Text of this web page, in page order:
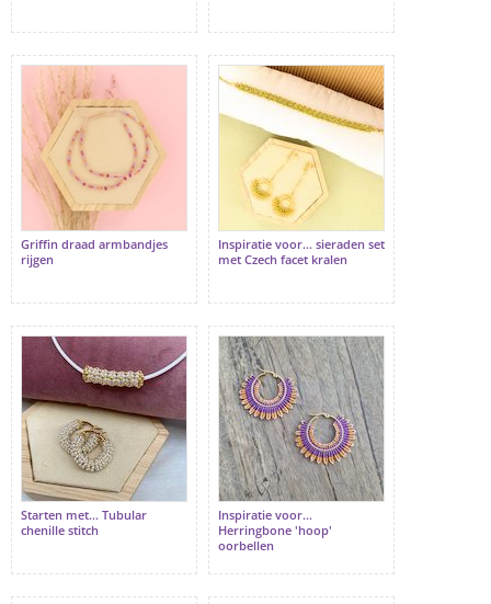
Griffin draad armbandjes
rijgen
Inspiratie voor... sieraden set
met Czech facet kralen
Starten met... Tubular
chenille stitch
Inspiratie voor...
Herringbone 'hoop'
oorbellen